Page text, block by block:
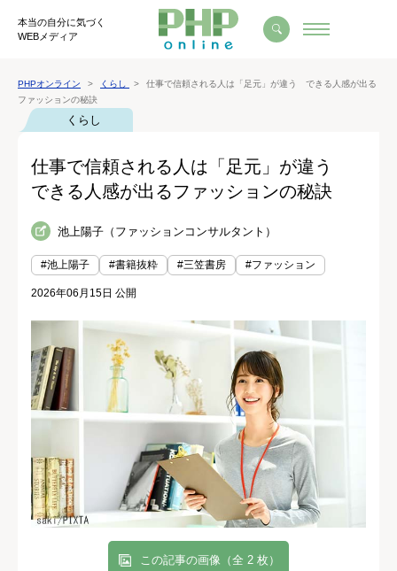
本当の自分に気づく
WEBメディア
PHPオンライン くらし
仕事で信頼される人は「足元」が違う できる人感が出る
ファッションの秘訣
くらし
仕事で信頼される人は「足元」が違う
できる人感が出るファッションの秘訣
池上陽子（ファッションコンサルタント）
#池上陽子 #書籍抜粋 #三笠書房 #ファッション
2026年06月15日 公開
この記事の画像（全 2 枚）